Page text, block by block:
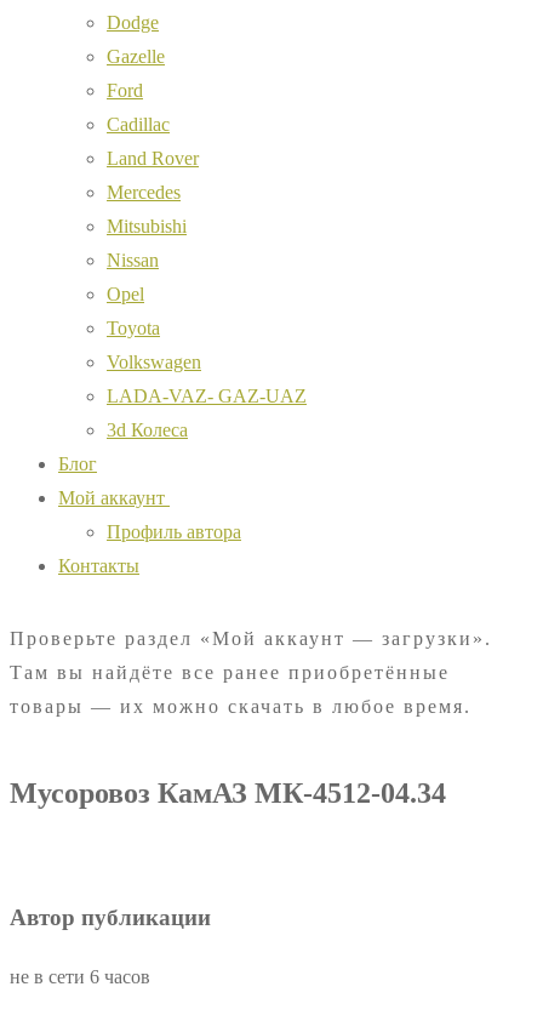
Dodge
Gazelle
Ford
Cadillac
Land Rover
Mercedes
Mitsubishi
Nissan
Opel
Toyota
Volkswagen
LADA-VAZ- GAZ-UAZ
3d Колеса
Блог
Мой аккаунт
Профиль автора
Контакты
Проверьте раздел «Мой аккаунт — загрузки».
Там вы найдёте все ранее приобретённые
товары — их можно скачать в любое время.
Мусоровоз КамАЗ МК-4512-04.34
Автор публикации
не в сети 6 часов